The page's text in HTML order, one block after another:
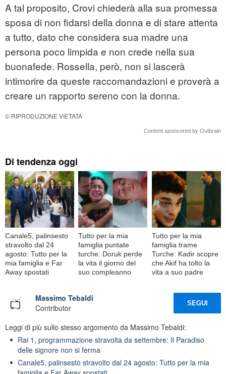
A tal proposito, Crovi chiederà alla sua promessa
sposa di non fidarsi della donna e di stare attenta
a tutto, dato che considera sua madre una
persona poco limpida e non crede nella sua
buonafede. Rossella, però, non si lascerà
intimorire da queste raccomandazioni e proverà a
creare un rapporto sereno con la donna.
© RIPRODUZIONE VIETATA
Content sponsored by Outbrain
Di tendenza oggi
Canale5, palinsesto
stravolto dal 24
agosto: Tutto per la
mia famiglia e Far
Away spostati
Tutto per la mia
famiglia puntate
turche: Doruk perde
la vita il giorno del
suo compleanno
Tutto per la mia
famiglia trame
Turche: Kadir scopre
che Akif ha tolto la
vita a suo padre
Massimo Tebaldi
Contributor
SEGUI
Leggi di più sullo stesso argomento da Massimo Tebaldi:
Rai 1, programmazione stravolta da settembre: Il Paradiso
delle signore non si ferma
Canale5, palinsesto stravolto dal 24 agosto: Tutto per la mia